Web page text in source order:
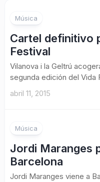
Música
Cartel definitivo
Festival
Vilanova i la Geltrú
segunda edición del Vida
abril 11, 2015
Música
Jordi Maranges
Barcelona
Jordi Maranges viene a